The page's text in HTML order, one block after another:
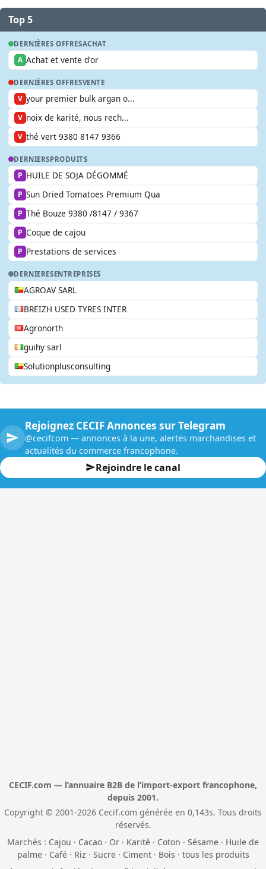
Top 5
DERNIÈRES OFFRESACHAT
A Achat et vente d'or
DERNIÈRES OFFRESVENTE
V your premier bulk argan o...
V noix de karité, nous rech...
V thé vert 9380 8147 9366
DERNIERSPRODUITS
P HUILE DE SOJA DÉGOMMÉ
P Sun Dried Tomatoes Premium Qua
P Thé Bouze 9380 /8147 / 9367
P Coque de cajou
P Prestations de services
DERNIERESENTREPRISES
AGROAV SARL
BREIZH USED TYRES INTER
Agronorth
guihy sarl
Solutionplusconsulting
Rejoignez CECIF Annonces sur Telegram
@cecifcom — annonces à la une, alertes marchandises et
actualités du commerce francophone.
Rejoindre le canal
CECIF.com — l’annuaire B2B de l’import-export francophone,
depuis 2001.
Copyright © 2001-2026 Cecif.com générée en 0,143s. Tous droits
réservés.
Marchés : Cajou · Cacao · Or · Karité · Coton · Sésame · Huile de
palme· Café· Riz · Sucre· Ciment· Bois · tous les produits